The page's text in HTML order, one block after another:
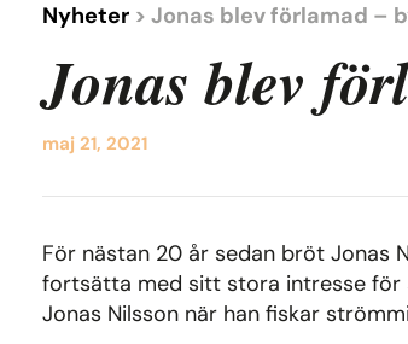
Nyheter > Jonas blev förlamad –
Jonas blev
maj 21, 2021
För nästan 20 år sedan bröt Jonas
fortsätta med sitt stora intresse för
Jonas Nilsson när han fiskar